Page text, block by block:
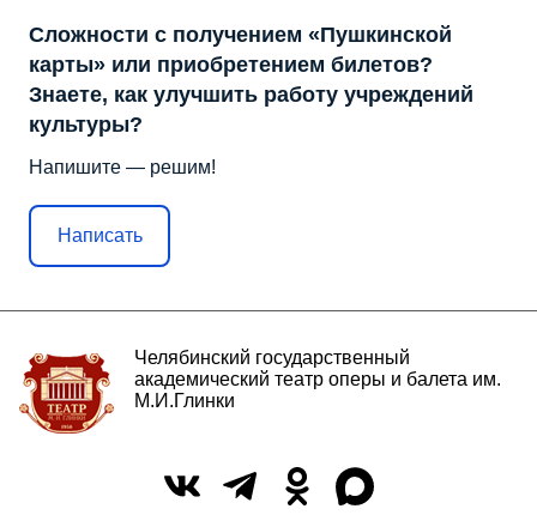
Сложности с получением «Пушкинской
карты» или приобретением билетов?
Знаете, как улучшить работу учреждений
культуры?
Напишите — решим!
Написать
Челябинский государственный
академический театр оперы и балета им.
М.И.Глинки